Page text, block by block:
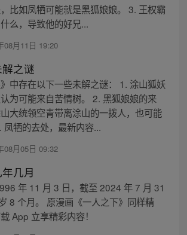
比如凤牺可能就是黑狐娘娘。 3. 王权霸
么，导致他的好兄...
08月11日 19:20
之谜
中存在以下一些未解之谜： 1. 涂山狐妖
为可能来自苦情树。 2. 黑狐娘娘的来
大统领空青带离涂山的一拨人，也可能
凤牺的去处，最新内容...
08月05日 09:32
几月
年 11 月 3 日，截至 2024 年 7 月 31
8 个月。 原漫画《一人之下》同样精
App 立享精彩内容！